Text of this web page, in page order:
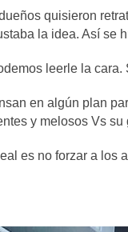
quisieron
la idea. Así se
leerle la cara.
en algún plan
y melosos Vs su
es no forzar a los